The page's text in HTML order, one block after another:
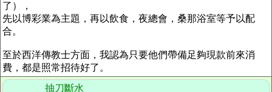
了），
先以博彩業為主題，再以飲食，夜總會，桑那浴室等予以配
合。
至於西洋傳教士方面，我認為只要他們帶備足夠現款前來消
費，都是照常招待好了。
抽刀斷水